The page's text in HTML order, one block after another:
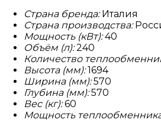
Страна бренда:Италия
Страна производства:
Мощность (кВт):40
Объём (л):240
Количество
Высота (мм):1694
Ширина (мм):570
Глубина (мм):570
Вес (кг):60
Мощность